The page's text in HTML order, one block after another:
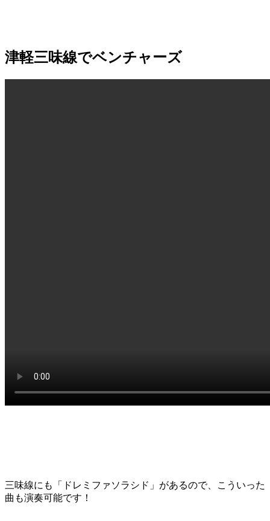
津軽三味線でベンチャーズ
三味線にも「ドレミファソラシド」があるので、こういった
曲も演奏可能です！